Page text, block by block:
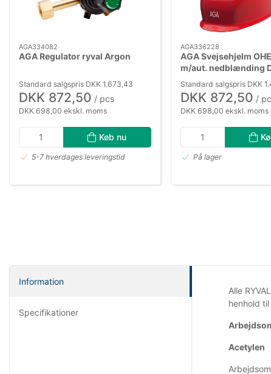
AGA334082
AGA Regulator ryval Argon
Standard salgspris DKK 1.673,43
DKK 872,50 / pcs
DKK 698,00 ekskl. moms
Køb nu
5-7 hverdages leveringstid
AGA336228
AGA Svejsehjelm
m/aut. nedblænding
Standard salgspris DKK
DKK 872,50 /
DKK 698,00 ekskl. moms
På lager
Information
Specifikationer
Alle
henhold til
Acetylen